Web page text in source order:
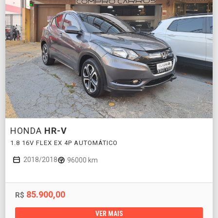
HONDA HR-V
1.8 16V FLEX EX 4P AUTOMÁTICO
2018/2018 96000 km
R$ 85.900,00
VER MAIS